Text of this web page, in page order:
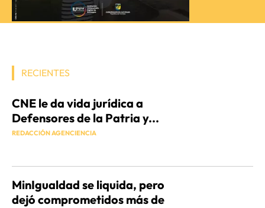
RECIENTES
CNE le da vida jurídica a
Defensores de la Patria y...
REDACCIÓN AGENCIENCIA
MinIgualdad se liquida, pero
dejó comprometidos más de